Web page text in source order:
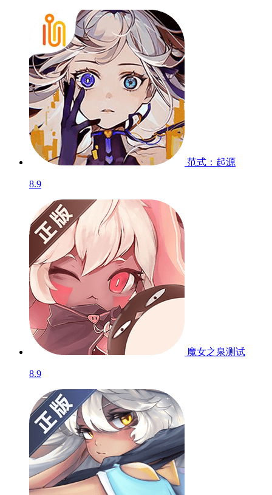
范式：起源
8.9
魔女之泉测试
8.9